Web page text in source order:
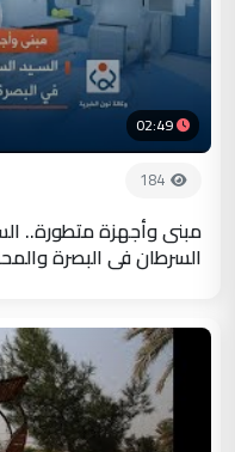
02:49
184
مبنى وأجهزة متطورة..
السرطان في البصرة